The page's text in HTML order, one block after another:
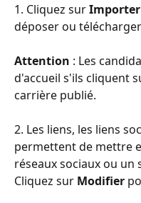
1. Cliquez sur
déposer ou
Attention : Les
d'accueil s'ils cliquent
carrière publié.
2. Les liens, les liens
permettent de mettre
réseaux sociaux ou un
Cliquez sur Modifier